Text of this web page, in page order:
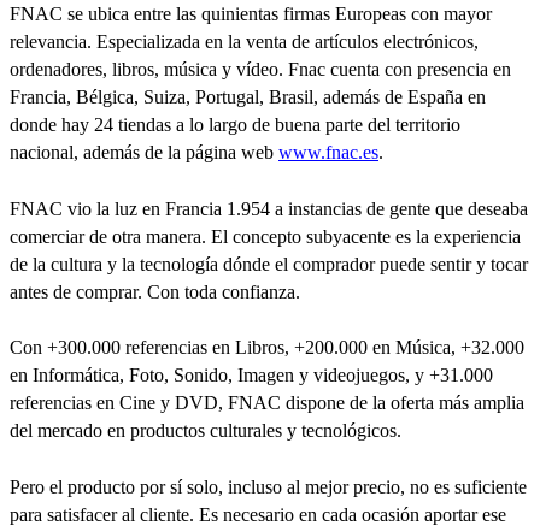
FNAC se ubica entre las quinientas firmas Europeas con mayor
relevancia. Especializada en la venta de artículos electrónicos,
ordenadores, libros, música y vídeo. Fnac cuenta con presencia en
Francia, Bélgica, Suiza, Portugal, Brasil, además de España en
donde hay 24 tiendas a lo largo de buena parte del territorio
nacional, además de la página web www.fnac.es.
FNAC vio la luz en Francia 1.954 a instancias de gente que deseaba
comerciar de otra manera. El concepto subyacente es la experiencia
de la cultura y la tecnología dónde el comprador puede sentir y tocar
antes de comprar. Con toda confianza.
Con +300.000 referencias en Libros, +200.000 en Música, +32.000
en Informática, Foto, Sonido, Imagen y videojuegos, y +31.000
referencias en Cine y DVD, FNAC dispone de la oferta más amplia
del mercado en productos culturales y tecnológicos.
Pero el producto por sí solo, incluso al mejor precio, no es suficiente
para satisfacer al cliente. Es necesario en cada ocasión aportar ese